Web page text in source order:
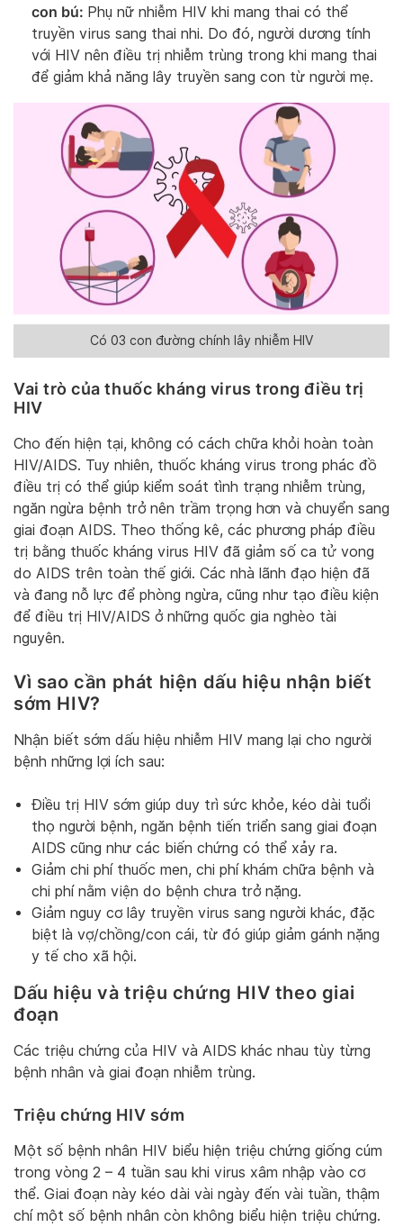
con bú: Phụ nữ nhiễm HIV khi mang thai có thể
truyền virus sang thai nhi. Do đó, người dương tính
với HIV nên điều trị nhiễm trùng trong khi mang thai
để giảm khả năng lây truyền sang con từ người mẹ.
Có 03 con đường chính lây nhiễm HIV
Vai trò của thuốc kháng virus trong điều trị
HIV
Cho đến hiện tại, không có cách chữa khỏi hoàn toàn
HIV/AIDS. Tuy nhiên, thuốc kháng virus trong phác đồ
điều trị có thể giúp kiểm soát tình trạng nhiễm trùng,
ngăn ngừa bệnh trở nên trầm trọng hơn và chuyển sang
giai đoạn AIDS. Theo thống kê, các phương pháp điều
trị bằng thuốc kháng virus HIV đã giảm số ca tử vong
do AIDS trên toàn thế giới. Các nhà lãnh đạo hiện đã
và đang nỗ lực để phòng ngừa, cũng như tạo điều kiện
để điều trị HIV/AIDS ở những quốc gia nghèo tài
nguyên.
Vì sao cần phát hiện dấu hiệu nhận biết
sớm HIV?
Nhận biết sớm dấu hiệu nhiễm HIV mang lại cho người
bệnh những lợi ích sau:
Điều trị HIV sớm giúp duy trì sức khỏe, kéo dài tuổi
thọ người bệnh, ngăn bệnh tiến triển sang giai đoạn
AIDS cũng như các biến chứng có thể xảy ra.
Giảm chi phí thuốc men, chi phí khám chữa bệnh và
chi phí nằm viện do bệnh chưa trở nặng.
Giảm nguy cơ lây truyền virus sang người khác, đặc
biệt là vợ/chồng/con cái, từ đó giúp giảm gánh nặng
y tế cho xã hội.
Dấu hiệu và triệu chứng HIV theo giai
đoạn
Các triệu chứng của HIV và AIDS khác nhau tùy từng
bệnh nhân và giai đoạn nhiễm trùng.
Triệu chứng HIV sớm
Một số bệnh nhân HIV biểu hiện triệu chứng giống cúm
trong vòng 2 – 4 tuần sau khi virus xâm nhập vào cơ
thể. Giai đoạn này kéo dài vài ngày đến vài tuần, thậm
chí một số bệnh nhân còn không biểu hiện triệu chứng.